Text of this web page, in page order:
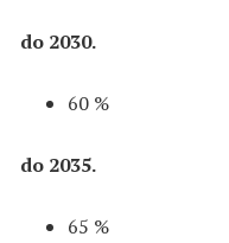
do 2030.
60 %
do 2035.
65 %